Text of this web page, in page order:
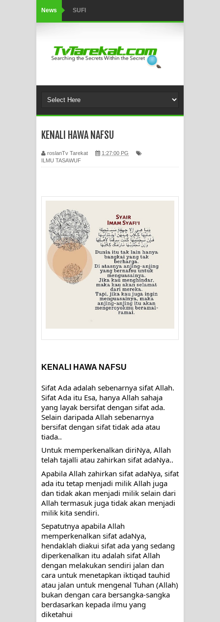
News SUFI
HIKMAH AL-HIKAM IMAM IBNU
AHLI SUFFAH: GOLONGAN SUFI
PERTAMA DI ZAMAN RASULULLAH
SAW?
WAHDATUL WUJUD (IBNU ARABI)
DAN WAHDATUS SYUHUD (AHMAD
SIRHINDI)
Wusul kepada Allah
Hati dan dua sayap
MUKASYAFAH MENURUT AHL AL-
SEKADAR MELIHAT, TETAPI
TASAWWUF*
Syahadat… tapi belum benar-benar
KISAH WALI SUFI, YANG BACAAN
SURAT AL-FATIHAHNYA TIDAK
FASIH. TAPI SINGA PUN TUNDUK
PADANYA
SHAYKH TAREKAT ATAU TUKANG
SIHIR? JANGAN MUDAH
TERPESONA, JANGAN JUGA
MUDAH MENGHUKUM
KENALI HAWA NAFSU
roslanTv Tarekat
1:27:00 PG
ILMU TASAWUF
KENALI HAWA NAFSU
Sifat Ada adalah sebenarnya sifat Allah.
Sifat Ada itu Esa, hanya Allah sahaja
yang layak bersifat dengan sifat ada.
Selain daripada Allah sebenarnya
bersifat dengan sifat tidak ada atau
tiada..
Untuk memperkenalkan diriNya, Allah
telah tajalli atau zahirkan sifat adaNya..
Apabila Allah zahirkan sifat adaNya, sifat
ada itu tetap menjadi milik Allah juga
dan tidak akan menjadi milik selain dari
Allah termasuk juga tidak akan menjadi
milik kita sendiri.
Sepatutnya apabila Allah
memperkenalkan sifat adaNya,
hendaklah diakui sifat ada yang sedang
diperkenalkan itu adalah sifat Allah
dengan melakukan sendiri jalan dan
cara untuk menetapkan iktiqad tauhid
atau jalan untuk mengenal Tuhan (Allah)
bukan dengan cara bersangka-sangka
berdasarkan kepada ilmu yang
diketahui